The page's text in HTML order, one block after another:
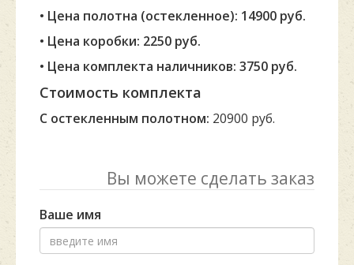
• Цена полотна (остекленное): 14900 руб.
• Цена коробки: 2250 руб.
• Цена комплекта наличников: 3750 руб.
Стоимость комплекта
С остекленным полотном: 20900 руб.
Вы можете сделать заказ
Ваше имя